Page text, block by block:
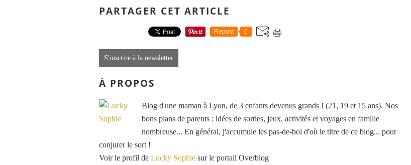
PARTAGER CET ARTICLE
Repost 0
S'inscrire à la newsletter
À PROPOS
Blog d'une maman à Lyon, de 3 enfants devenus grands ! (21, 19 et 15 ans). Nos
bons plans de parents : idées de sorties, jeux, activités et voyages en famille
nombreuse... En général, j'accumule les pas-de-bol d'où le titre de ce blog... pour
conjurer le sort !
Voir le profil de Lucky Sophie sur le portail Overblog